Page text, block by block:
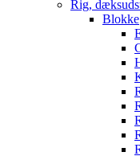
Rig,
Blokke